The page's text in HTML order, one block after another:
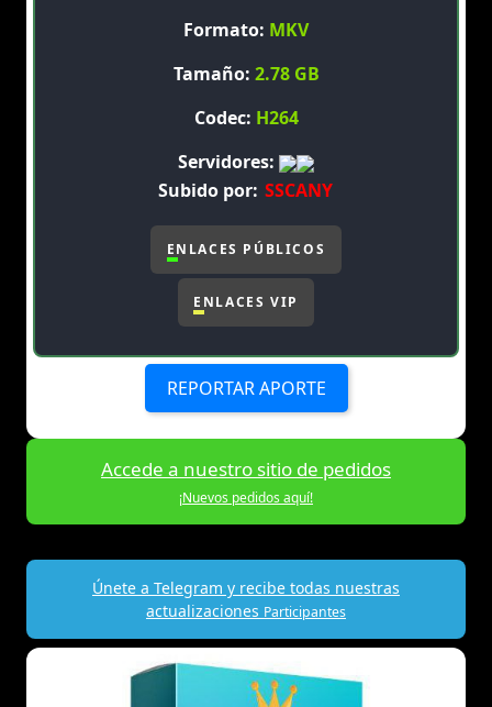
Formato: MKV
Tamaño: 2.78 GB
Codec: H264
Servidores:
Subido por: SSCANY
ENLACES PÚBLICOS
ENLACES VIP
REPORTAR APORTE
Accede a nuestro sitio de pedidos
¡Nuevos pedidos aquí!
Únete a Telegram y recibe todas nuestras
actualizaciones Participantes